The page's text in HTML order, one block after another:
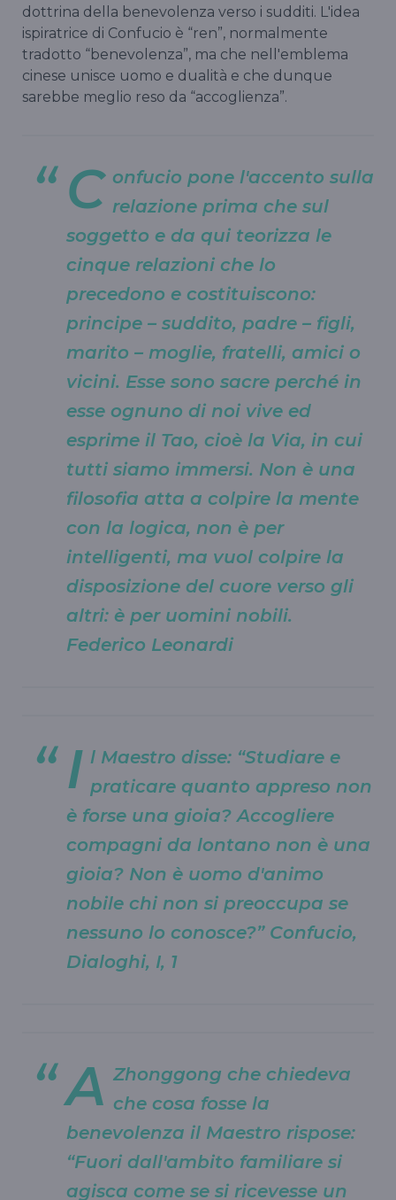
dottrina della benevolenza verso i sudditi. L'idea
ispiratrice di Confucio è “ren”, normalmente
tradotto “benevolenza”, ma che nell'emblema
cinese unisce uomo e dualità e che dunque
sarebbe meglio reso da “accoglienza”.
C onfucio pone l'accento sulla
relazione prima che sul
soggetto e da qui teorizza le
cinque relazioni che lo
precedono e costituiscono:
principe – suddito, padre – figli,
marito – moglie, fratelli, amici o
vicini. Esse sono sacre perché in
esse ognuno di noi vive ed
esprime il Tao, cioè la Via, in cui
tutti siamo immersi. Non è una
filosofia atta a colpire la mente
con la logica, non è per
intelligenti, ma vuol colpire la
disposizione del cuore verso gli
altri: è per uomini nobili.
Federico Leonardi
I l Maestro disse: “Studiare e
praticare quanto appreso non
è forse una gioia? Accogliere
compagni da lontano non è una
gioia? Non è uomo d'animo
nobile chi non si preoccupa se
nessuno lo conosce?” Confucio,
Dialoghi, I, 1
A Zhonggong che chiedeva
che cosa fosse la
benevolenza il Maestro rispose:
“Fuori dall'ambito familiare si
agisca come se si ricevesse un